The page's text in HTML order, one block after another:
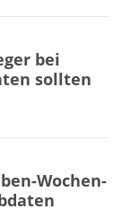
bei
sollten
Wochen-